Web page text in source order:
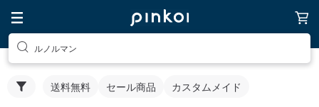
ルノルマン
送料無料 セール商品 カスタムメイド